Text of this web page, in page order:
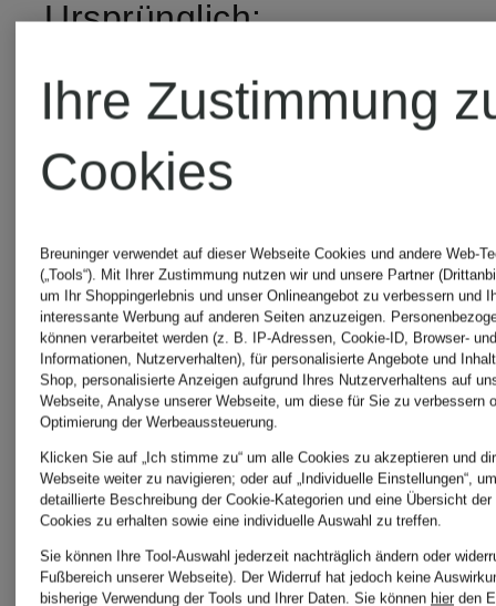
Ursprünglich:
119,90 €
Ihre Zustimmung
Cookies
Breuninger verwendet auf dieser Webseite Cookies und andere Web-
(„Tools“). Mit Ihrer Zustimmung nutzen wir und unsere Partner
um Ihr Shoppingerlebnis und unser Onlineangebot zu verbessern und
interessante Werbung auf anderen Seiten anzuzeigen.
können verarbeitet werden (z. B. IP-Adressen, Cookie-ID, Browser-
Informationen, Nutzerverhalten), für personalisierte Angebote und
Shop, personalisierte Anzeigen aufgrund Ihres Nutzerverhaltens auf
Webseite, Analyse unserer Webseite, um diese für Sie zu verbessern
Optimierung der Werbeaussteuerung.
Klicken Sie auf „Ich stimme zu“ um alle Cookies zu akzeptieren und
Webseite weiter zu navigieren; oder auf „Individuelle Einstellungen“,
detaillierte Beschreibung der Cookie-Kategorien und eine Übersicht
Cookies zu erhalten sowie eine individuelle Auswahl zu treffen.
Sie können Ihre Tool-Auswahl jederzeit nachträglich ändern oder
Fußbereich unserer Webseite). Der Widerruf hat jedoch keine
bisherige Verwendung der Tools und Ihrer Daten. Sie können hier den